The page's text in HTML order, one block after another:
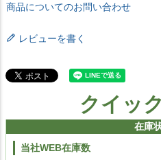
商品についてのお問い合わせ
レビューを書く
クイッ
在庫
当社WEB在庫数